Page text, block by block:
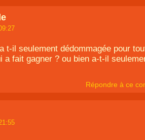
t-il seulement dédommagée pour
a fait gagner ? ou bien a-t-il
Répondre à ce